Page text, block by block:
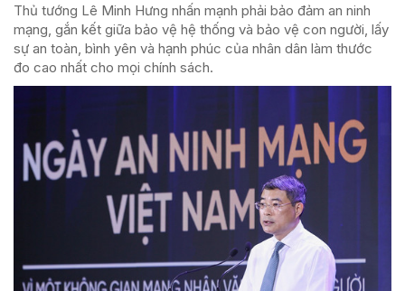
Thủ tướng Lê Minh Hưng nhấn mạnh phải bảo đảm an ninh
mạng, gắn kết giữa bảo vệ hệ thống và bảo vệ con người, lấy
sự an toàn, bình yên và hạnh phúc của nhân dân làm thước
đo cao nhất cho mọi chính sách.